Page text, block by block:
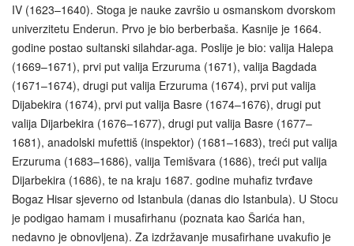
IV (1623–1640). Stoga je nauke završio u osmanskom dvorskom
univerzitetu Enderun. Prvo je bio berberbaša. Kasnije je 1664.
godine postao sultanski silahdar-aga. Poslije je bio: valija Halepa
(1669–1671), prvi put valija Erzuruma (1671), valija Bagdada
(1671–1674), drugi put valija Erzuruma (1674), prvi put valija
Dijabekira (1674), prvi put valija Basre (1674–1676), drugi put
valija Dijarbekira (1676–1677), drugi put valija Basre (1677–
1681), anadolski mufettiš (inspektor) (1681–1683), treći put valija
Erzuruma (1683–1686), valija Temišvara (1686), treći put valija
Dijarbekira (1686), te na kraju 1687. godine muhafiz tvrđave
Bogaz Hisar sjeverno od Istanbula (danas dio Istanbula). U Stocu
je podigao hamam i musafirhanu (poznata kao Šarića han,
nedavno je obnovljena). Za izdržavanje musafirhane uvakufio je